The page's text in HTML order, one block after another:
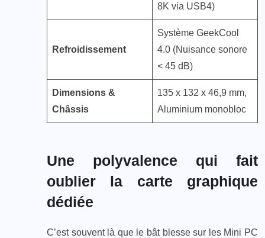
8K via USB4)
Refroidissement
Système GeekCool
4.0 (Nuisance sonore
< 45 dB)
Dimensions &
Châssis
135 x 132 x 46,9 mm,
Aluminium monobloc
Une polyvalence qui fait
oublier la carte graphique
dédiée
C’est souvent là que le bât blesse sur les Mini PC